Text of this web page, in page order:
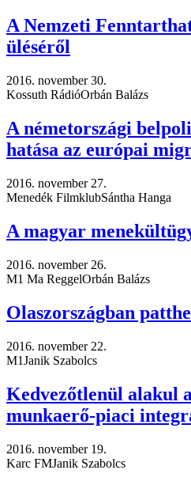
A Nemzeti
üléséről
2016. november 30.
Kossuth RádióOrbán Balázs
A németországi
hatása az európai
2016. november 27.
Menedék FilmklubSántha Hanga
A magyar
2016. november 26.
M1 Ma ReggelOrbán Balázs
Olaszországban
2016. november 22.
M1Janik Szabolcs
Kedvezőtlenül alakul
munkaerő-piaci
2016. november 19.
Karc FMJanik Szabolcs